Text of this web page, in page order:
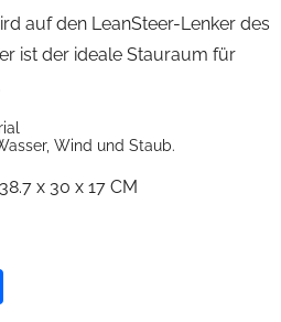
auf den LeanSteer-Lenker des
ist der ideale Stauraum für
Wind und Staub.
x 30 x 17 CM